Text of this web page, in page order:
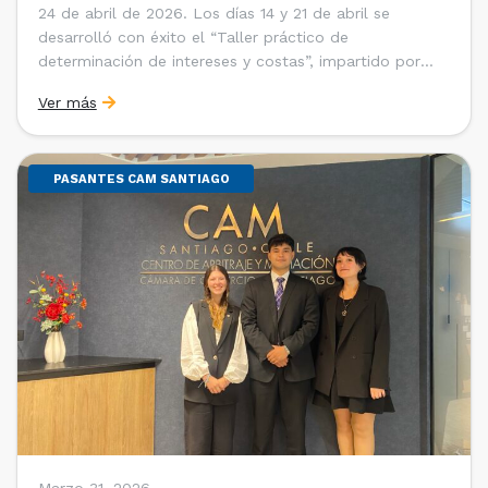
24 de abril de 2026. Los días 14 y 21 de abril se
desarrolló con éxito el “Taller práctico de
determinación de intereses y costas”, impartido por
Universidad Católica de Chile y Magíster en Economía
de la Universidad de Chicago) y María Luisa Petitpas
[…]
Ver más
PASANTES CAM SANTIAGO